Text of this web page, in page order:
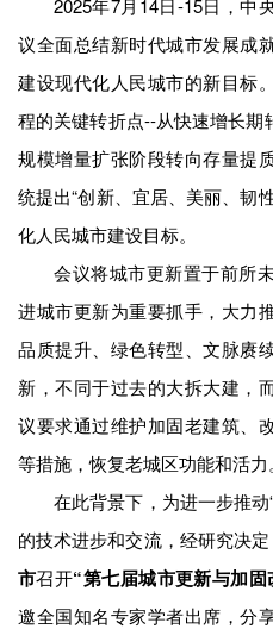
议全面总结新时代城市发展成
建设现代化人民城市的新目标
程的关键转折点--从快速增长
规模增量扩张阶段转向存量提
统提出“创新、宜居、美丽、韧
化人民城市建设目标。
会议将城市更新置于前所
进城市更新为重要抓手，大力
品质提升、绿色转型、文脉赓
新，不同于过去的大拆大建，
议要求通过维护加固老建筑、
等措施，恢复老城区功能和活力。
在此背景下，为进一步推
的技术进步和交流，经研究决
市召开“第七届城市更新与加
邀全国知名专家学者出席，分